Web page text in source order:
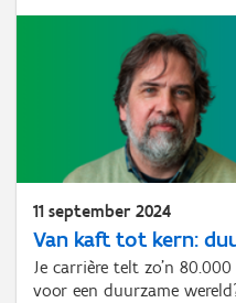
11 september 2024
Van kaft tot kern:
Je carrière telt zo'n
voor een duurzame